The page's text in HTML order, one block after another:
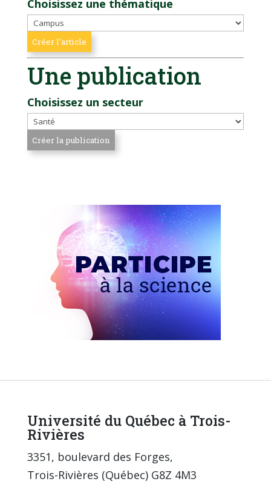
Choisissez une thématique
Une publication
Choisissez un secteur
Université du Québec à Trois-
Rivières
3351, boulevard des Forges,
Trois-Rivières (Québec) G8Z 4M3